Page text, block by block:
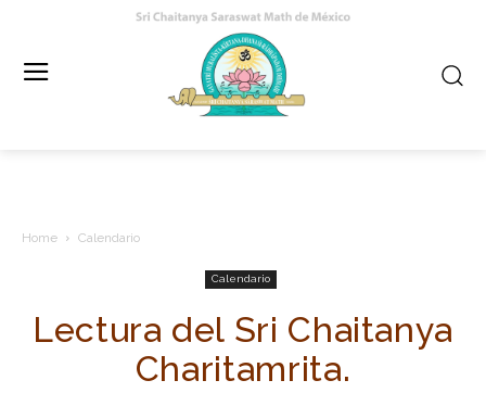
Home Calendario
Calendario
Lectura del Sri Chaitanya
Charitamrita.